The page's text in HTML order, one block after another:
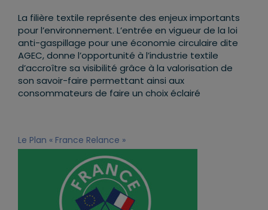
La filière textile représente des enjeux importants
pour l’environnement. L’entrée en vigueur de la loi
anti-gaspillage pour une économie circulaire dite
AGEC, donne l’opportunité à l’industrie textile
d’accroître sa visibilité grâce à la valorisation de
son savoir-faire permettant ainsi aux
consommateurs de faire un choix éclairé
Le Plan « France Relance »